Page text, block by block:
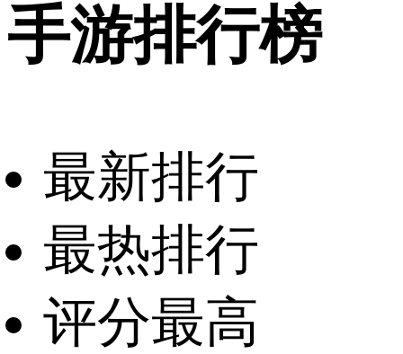
手游排行榜
最新排行
最热排行
评分最高